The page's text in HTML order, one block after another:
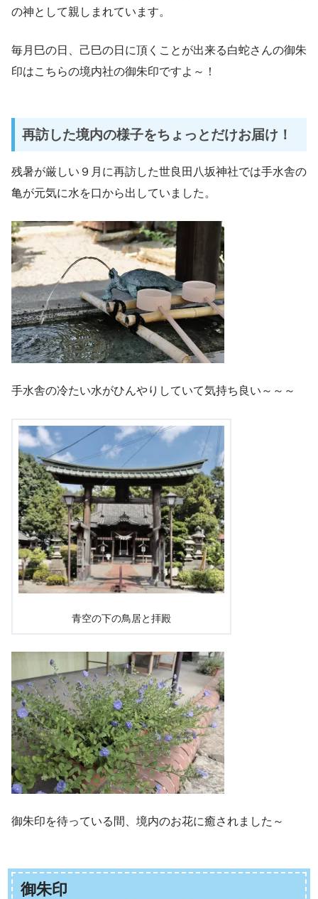
の神として親しまれています。
毎月巳の日、己巳の日に頂くことが出来る白蛇さんの御朱
印はこちらの境内社の御朱印ですよ～！
再訪した境内の様子をちょっとだけお届け！
残暑が厳しい９月に再訪した世良田八坂神社では手水舎の
亀が元気に水を口から出していました。
手水舎の冷たい水がひんやりしていて気持ち良い～～～
青空の下の鳥居と拝殿
御朱印を待っている間、境内のお花に癒されました～
御朱印